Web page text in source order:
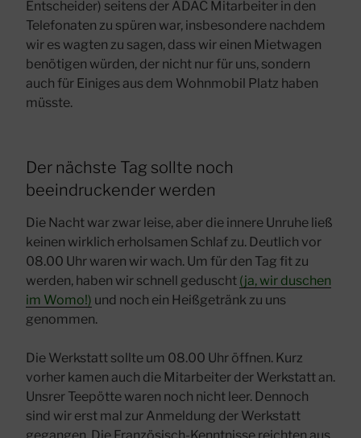
Entscheider) seitens der ADAC Mitarbeiter in den
Telefonaten zu spüren war, insbesondere nachdem
wir es wagten zu sagen, dass wir einen Mietwagen
benötigen würden, der nicht nur für uns, sondern
auch für Einiges aus dem Wohnmobil Platz haben
müsste.
Der nächste Tag sollte noch
beeindruckender werden
Die Nacht war zwar leise, aber die innere Unruhe ließ
keinen wirklich erholsamen Schlaf zu. Deutlich vor
08.00 Uhr waren wir wach. Um für den Tag fit zu
werden, haben wir schnell geduscht (ja, wir duschen
im Womo!) und noch ein Heißgetränk zu uns
genommen.
Die Werkstatt sollte um 08.00 Uhr öffnen. Kurz
vorher kamen auch die Mitarbeiter der Werkstatt an.
Unsrer Teepötte waren noch nicht leer. Dennoch
sind wir erst mal zur Anmeldung der Werkstatt